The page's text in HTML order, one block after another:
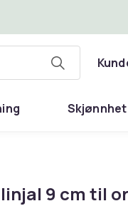
Skjønnhet
9 cm til